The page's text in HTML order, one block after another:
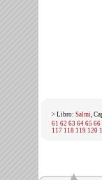
> Libro: Salmi,
61 62 63 64 65 66
117 118 119 120